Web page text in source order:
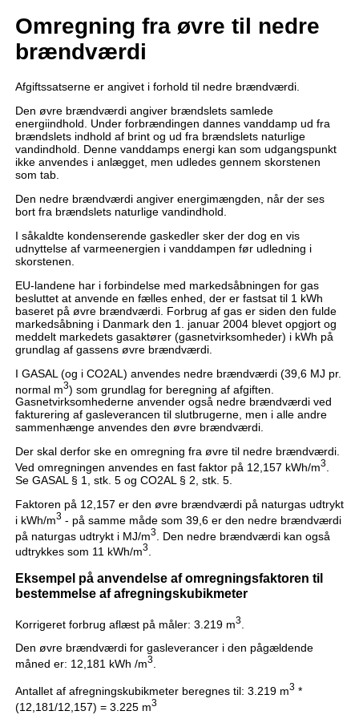
Omregning fra øvre til nedre
brændværdi
Afgiftssatserne er angivet i forhold til nedre brændværdi.
Den øvre brændværdi angiver brændslets samlede
energiindhold. Under forbrændingen dannes vanddamp ud fra
brændslets indhold af brint og ud fra brændslets naturlige
vandindhold. Denne vanddamps energi kan som udgangspunkt
ikke anvendes i anlægget, men udledes gennem skorstenen
som tab.
Den nedre brændværdi angiver energimængden, når der ses
bort fra brændslets naturlige vandindhold.
I såkaldte kondenserende gaskedler sker der dog en vis
udnyttelse af varmeenergien i vanddampen før udledning i
skorstenen.
EU-landene har i forbindelse med markedsåbningen for gas
besluttet at anvende en fælles enhed, der er fastsat til 1 kWh
baseret på øvre brændværdi. Forbrug af gas er siden den fulde
markedsåbning i Danmark den 1. januar 2004 blevet opgjort og
meddelt markedets gasaktører (gasnetvirksomheder) i kWh på
grundlag af gassens øvre brændværdi.
I GASAL (og i CO2AL) anvendes nedre brændværdi (39,6 MJ pr.
normal m3) som grundlag for beregning af afgiften.
Gasnetvirksomhederne anvender også nedre brændværdi ved
fakturering af gasleverancen til slutbrugerne, men i alle andre
sammenhænge anvendes den øvre brændværdi.
Der skal derfor ske en omregning fra øvre til nedre brændværdi.
Ved omregningen anvendes en fast faktor på 12,157 kWh/m3.
Se GASAL § 1, stk. 5 og CO2AL § 2, stk. 5.
Faktoren på 12,157 er den øvre brændværdi på naturgas udtrykt
i kWh/m3- på samme måde som 39,6 er den nedre brændværdi
på naturgas udtrykt i MJ/m3. Den nedre brændværdi kan også
udtrykkes som 11 kWh/m3.
Eksempel på anvendelse af omregningsfaktoren til
bestemmelse af afregningskubikmeter
Korrigeret forbrug aflæst på måler: 3.219 m3.
Den øvre brændværdi for gasleverancer i den pågældende
måned er: 12,181 kWh /m3.
Antallet af afregningskubikmeter beregnes til: 3.219 m3*
(12,181/12,157) = 3.225 m3